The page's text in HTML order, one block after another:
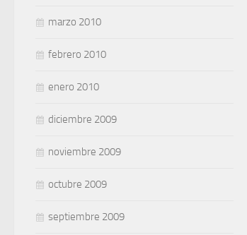
marzo 2010
febrero 2010
enero 2010
diciembre 2009
noviembre 2009
octubre 2009
septiembre 2009